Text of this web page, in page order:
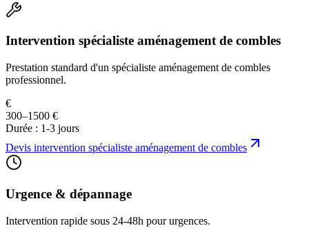
Intervention spécialiste aménagement de combles
Prestation standard d'un spécialiste aménagement de combles
professionnel.
€
300–1500 €
Durée : 1-3 jours
Devis intervention spécialiste aménagement de combles
Urgence & dépannage
Intervention rapide sous 24-48h pour urgences.